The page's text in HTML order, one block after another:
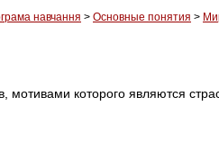
навчання > Основные понятия >
которого являются